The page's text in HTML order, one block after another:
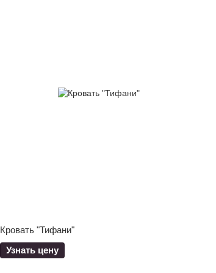
Кровать "Тифани"
Узнать цену